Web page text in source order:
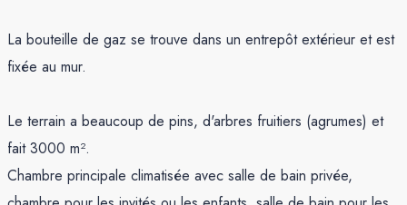
La bouteille de gaz se trouve dans un entrepôt extérieur et est
fixée au mur.
Le terrain a beaucoup de pins, d'arbres fruitiers (agrumes) et
fait 3000 m².
Chambre principale climatisée avec salle de bain privée,